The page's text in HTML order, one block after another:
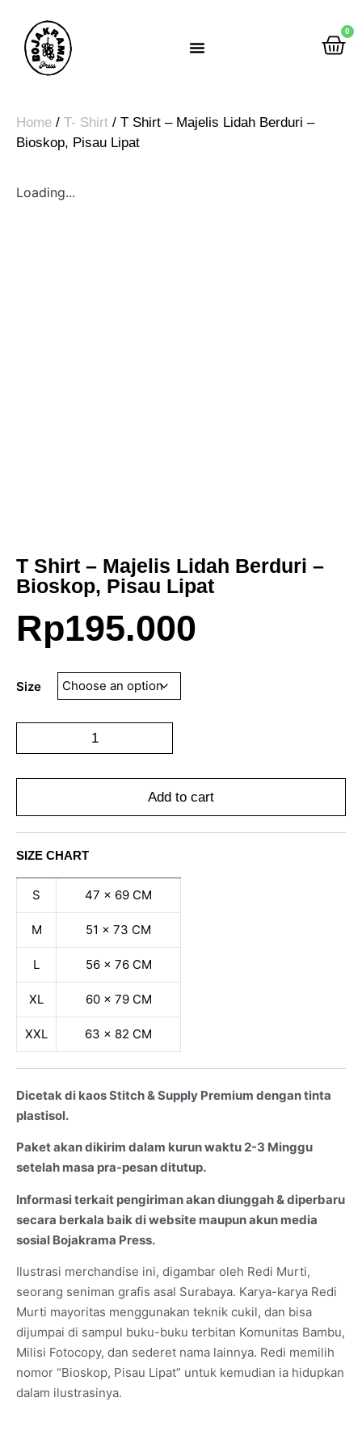
0
Home / T- Shirt / T Shirt – Majelis Lidah Berduri –
Bioskop, Pisau Lipat
Loading...
T Shirt – Majelis Lidah Berduri –
Bioskop, Pisau Lipat
Rp195.000
Size
Add to cart
SIZE CHART
S 47 x 69 CM
M 51 x 73 CM
L 56 x 76 CM
XL 60 x 79 CM
XXL 63 x 82 CM
Dicetak di kaos Stitch & Supply Premium dengan tinta
plastisol.
Paket akan dikirim dalam kurun waktu 2-3 Minggu
setelah masa pra-pesan ditutup.
Informasi terkait pengiriman akan diunggah & diperbaru
secara berkala baik di website maupun akun media
sosial Bojakrama Press.
Ilustrasi merchandise ini, digambar oleh Redi Murti,
seorang seniman grafis asal Surabaya. Karya-karya Redi
Murti mayoritas menggunakan teknik cukil, dan bisa
dijumpai di sampul buku-buku terbitan Komunitas Bambu,
Milisi Fotocopy, dan sederet nama lainnya. Redi memilih
nomor “Bioskop, Pisau Lipat” untuk kemudian ia hidupkan
dalam ilustrasinya.